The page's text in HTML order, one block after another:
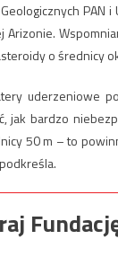
o średnicy
uderzeniowe
jak bardzo
50 m – to